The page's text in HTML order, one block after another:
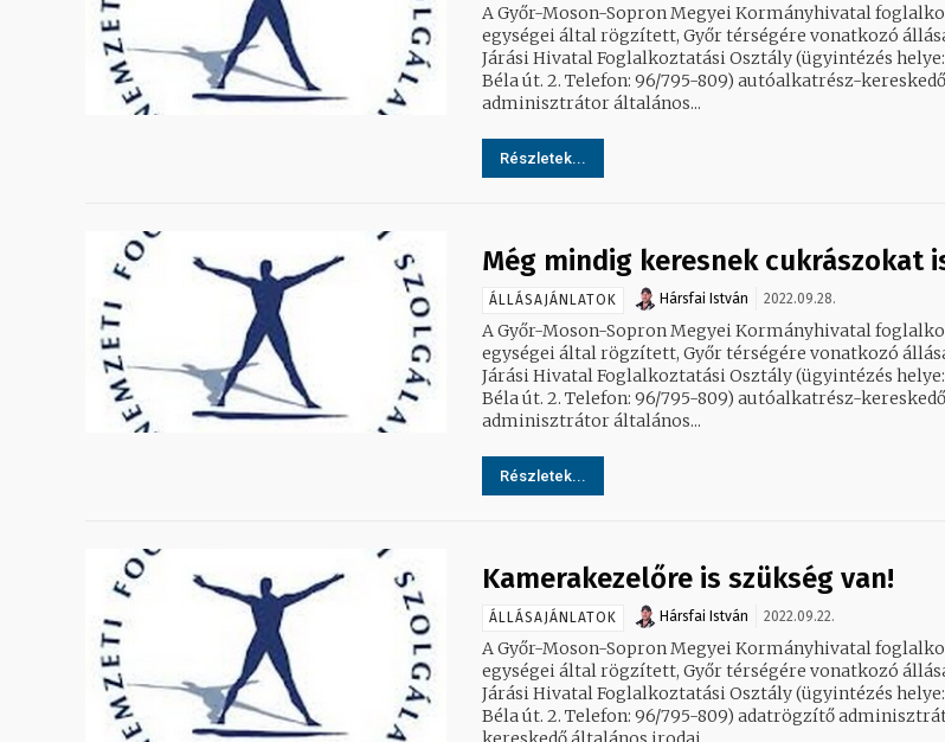
A Győr-Moson-Sopron Megyei Kormányhivatal
egységei által rögzített, Győr térségére vonatkozó
Járási Hivatal Foglalkoztatási Osztály (ügyintézés
Béla út. 2. Telefon: 96/795-809) autóalkatrész-kereskedő általános irodai
adminisztrátor általános...
Részletek...
Még mindig keresnek cukrászokat
ÁLLÁSAJÁNLATOK Hársfai István 2022.09.28.
A Győr-Moson-Sopron Megyei Kormányhivatal
egységei által rögzített, Győr térségére vonatkozó
Járási Hivatal Foglalkoztatási Osztály (ügyintézés
Béla út. 2. Telefon: 96/795-809) autóalkatrész-kereskedő általános irodai
adminisztrátor általános...
Részletek...
Kamerakezelőre is szükség van!
ÁLLÁSAJÁNLATOK Hársfai István 2022.09.22.
A Győr-Moson-Sopron Megyei Kormányhivatal
egységei által rögzített, Győr térségére vonatkozó
Járási Hivatal Foglalkoztatási Osztály (ügyintézés
Béla út. 2. Telefon: 96/795-809) adatrögzítő adminisztrátor autóalkatrész-